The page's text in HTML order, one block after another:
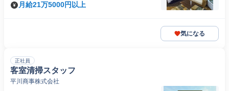
月給21万5000円以上
気になる
正社員
客室清掃スタッフ
平川商事株式会社